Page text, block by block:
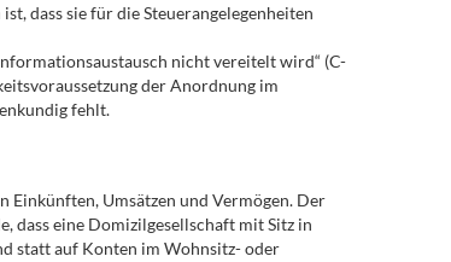
dass sie für die Steuerangelegenheiten
nicht vereitelt wird“ (C-
der Anordnung im
fehlt.
Umsätzen und Vermögen. Der
dass eine Domizilgesellschaft mit Sitz in
statt auf Konten im Wohnsitz- oder